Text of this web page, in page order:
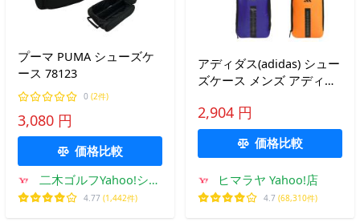
プーマ PUMA シューズケ
ース 78123
0 (2件)
3,080 円
価格比較
二木ゴルフYahoo!ショ
ッピング店
4.77 (1,442件)
アディダス(adidas) シュー
ズケース メンズ アディダ
TP573 【国内正規品】
【2026年モデル】
2,904 円
価格比較
ヒマラヤ Yahoo!店
4.7 (68,310件)